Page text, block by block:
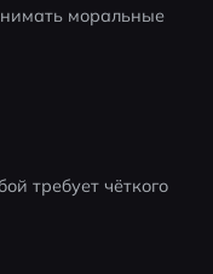
моральные
требует чёткого